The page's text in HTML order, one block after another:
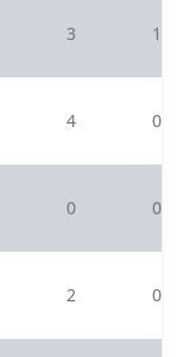
3 1
4 0
0 0
2 0